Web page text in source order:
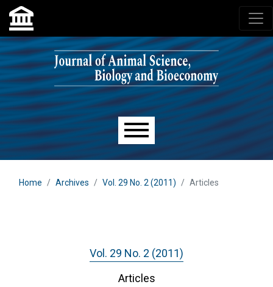
Skip to main navigation menu
Skip to main content
Skip to site footer
Main menu
Home Archives Vol. 29 No. 2 (2011) Articles
Vol. 29 No. 2 (2011)
Articles